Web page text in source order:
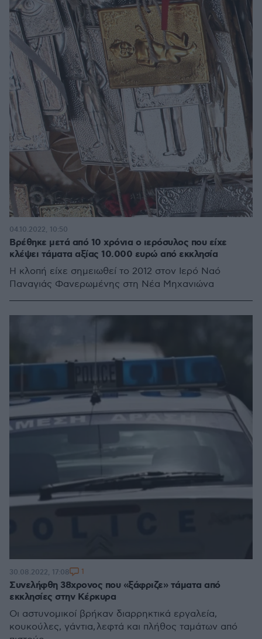
Βρέθηκε μετά από 10 χρόνια ο ιερόσυλος που είχε
κλέψει τάματα αξίας 10.000 ευρώ από εκκλησία
Η κλοπή είχε σημειωθεί το 2012 στον Ιερό Ναό
Παναγιάς Φανερωμένης στη Νέα Μηχανιώνα
04.10.2022, 10:50
Συνελήφθη 38χρονος που «ξάφριζε» τάματα από
εκκλησίες στην Κέρκυρα
Οι αστυνομικοί βρήκαν διαρρηκτικά εργαλεία,
κουκούλες, γάντια, λεφτά και πλήθος ταμάτων από
30.08.2022, 17:08 1